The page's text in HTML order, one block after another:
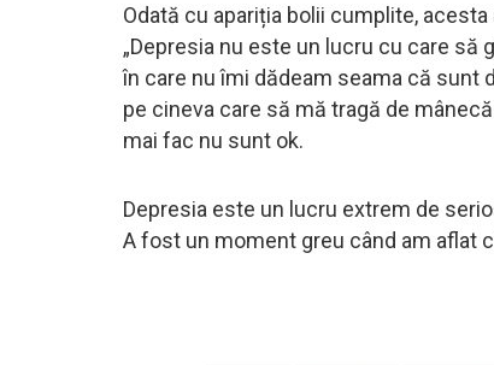
Odată cu apariția bolii cumplite,
„Depresia nu este un lucru cu care să
în care nu îmi dădeam seama că sunt
pe cineva care să mă tragă de
mai fac nu sunt ok.
Depresia este un lucru extrem de
A fost un moment greu când am aflat